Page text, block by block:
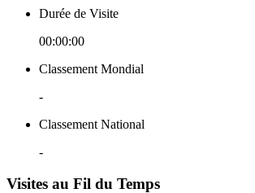
Durée de Visite
00:00:00
Classement Mondial
-
Classement National
-
Visites au Fil du Temps